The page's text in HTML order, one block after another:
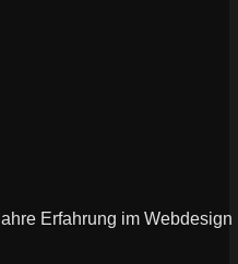
Erfahrung im